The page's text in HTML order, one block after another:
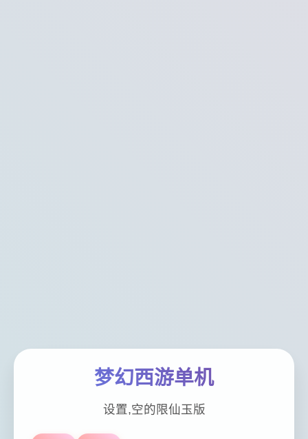
梦幻西游单机
设置,空的限仙玉版